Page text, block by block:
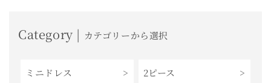
Category | カテゴリーから選択
ミニドレス 2ピース